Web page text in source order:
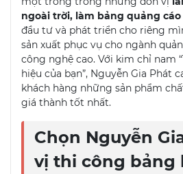
ngoài trời, làm bảng quảng
đầu tư và phát triển cho riêng
sản xuất phục vụ cho ngành
công nghệ cao. Với kim chỉ nam
hiệu của bạn”, Nguyễn Gia Phát
khách hàng những sản phẩm
giá thành tốt nhất.
Chọn Nguyễn
vị thi công bảng